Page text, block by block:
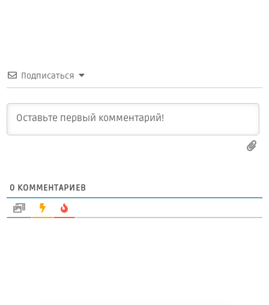
Подписаться
0 КОММЕНТАРИЕВ